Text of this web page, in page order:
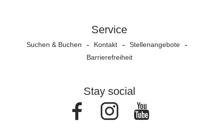
Service
Suchen & Buchen Kontakt
Stellenangebote
Barrierefreiheit
Stay social
FacebookInstagram